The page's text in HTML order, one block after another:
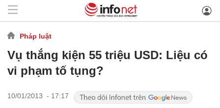
Pháp luật
Vụ thắng kiện 55 triệu USD: Liệu có
vi phạm tố tụng?
10/01/2013 - 17:17